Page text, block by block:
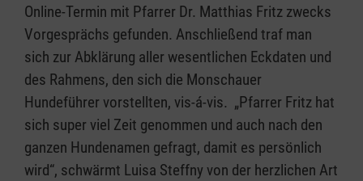
Online-Termin mit Pfarrer Dr. Matthias Fritz zwecks
Vorgesprächs gefunden. Anschließend traf man
sich zur Abklärung aller wesentlichen Eckdaten und
des Rahmens, den sich die Monschauer
Hundeführer vorstellten, vis-á-vis. „Pfarrer Fritz hat
sich super viel Zeit genommen und auch nach den
ganzen Hundenamen gefragt, damit es persönlich
wird“, schwärmt Luisa Steffny von der herzlichen Art